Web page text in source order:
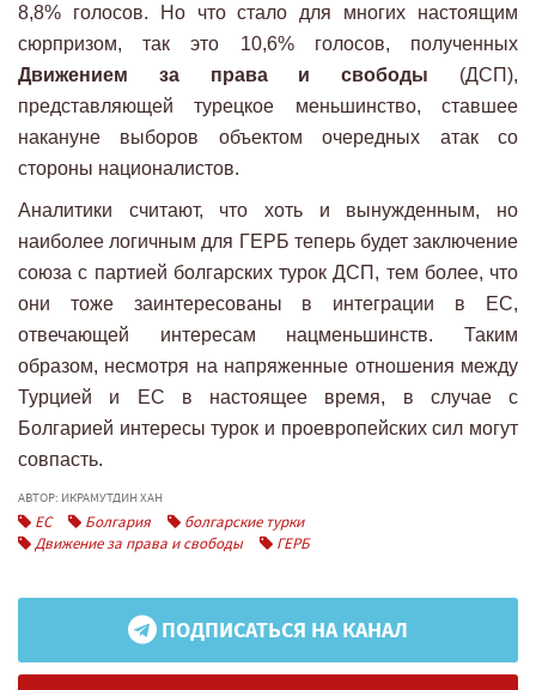
8,8% голосов. Но что стало для многих настоящим
сюрпризом, так это 10,6% голосов, полученных
Движением за права и свободы (ДСП),
представляющей турецкое меньшинство, ставшее
накануне выборов объектом очередных атак со
стороны националистов.
Аналитики считают, что хоть и вынужденным, но
наиболее логичным для ГЕРБ теперь будет заключение
союза с партией болгарских турок ДСП, тем более, что
они тоже заинтересованы в интеграции в ЕС,
отвечающей интересам нацменьшинств. Таким
образом, несмотря на напряженные отношения между
Турцией и ЕС в настоящее время, в случае с
Болгарией интересы турок и проевропейских сил могут
совпасть.
АВТОР: ИКРАМУТДИН ХАН
ЕС Болгария
болгарские турки
Движение за права и свободы
ГЕРБ
ПОДПИСАТЬСЯ НА КАНАЛ